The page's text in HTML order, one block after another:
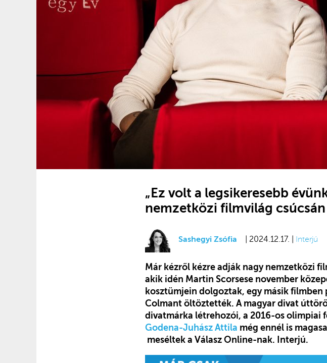
„Ez volt a legsikeresebb
nemzetközi filmvilág csúcsán
Sashegyi Zsófia | 2024.12.17. | Interjú
Már kézről kézre adják nagy nemzetközi
akik idén Martin Scorsese november
kosztümjein dolgoztak, egy másik
Colmant öltöztették. A magyar divat
divatmárka létrehozói, a 2016-os olimpiai
Godena-Juhász Attila még ennél is
meséltek a Válasz Online-nak. Interjú.